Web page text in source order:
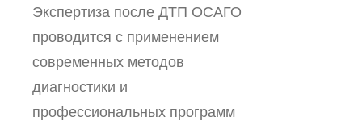
Экспертиза после ДТП ОСАГО
проводится с применением
современных методов
диагностики и
профессиональных программ